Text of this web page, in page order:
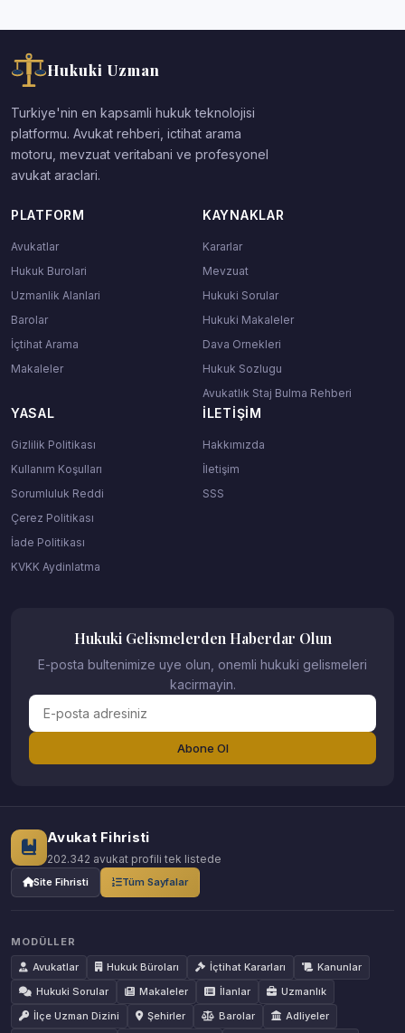
Hukuki Uzman
Turkiye'nin en kapsamli hukuk teknolojisi
platformu. Avukat rehberi, ictihat arama
motoru, mevzuat veritabani ve profesyonel
avukat araclari.
PLATFORM
Avukatlar
Hukuk Burolari
Uzmanlik Alanlari
Barolar
İçtihat Arama
Makaleler
KAYNAKLAR
Kararlar
Mevzuat
Hukuki Sorular
Hukuki Makaleler
Dava Ornekleri
Hukuk Sozlugu
Avukatlık Staj Bulma Rehberi
YASAL
Gizlilik Politikası
Kullanım Koşulları
Sorumluluk Reddi
Çerez Politikası
İade Politikası
KVKK Aydinlatma
İLETIŞIM
Hakkımızda
İletişim
SSS
Hukuki Gelismelerden Haberdar Olun
E-posta bultenimize uye olun, onemli hukuki gelismeleri
kacirmayin.
Abone Ol
Avukat Fihristi
202.342 avukat profili tek listede
Site Fihristi Tüm Sayfalar
MODÜLLER
Avukatlar
Hukuk Büroları İçtihat Kararları
Kanunlar
Hukuki Sorular
Makaleler İlanlar
Uzmanlık
İlçe Uzman Dizini
Şehirler Barolar
Adliyeler